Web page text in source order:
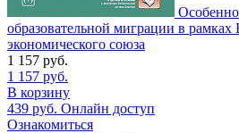
образовательной миграции в рамках
экономического союза
1 157 руб.
1 157 руб.
В корзину
439 руб. Онлайн доступ
Ознакомиться